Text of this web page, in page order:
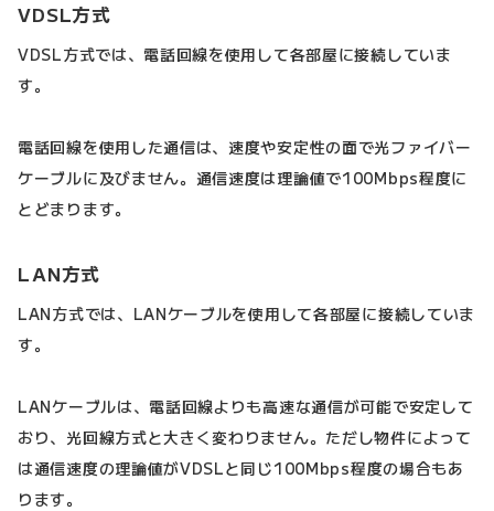
VDSL方式
VDSL方式では、電話回線を使用して各部屋に接続していま
す。
電話回線を使用した通信は、速度や安定性の面で光ファイバー
ケーブルに及びません。通信速度は理論値で100Mbps程度に
とどまります。
LAN方式
LAN方式では、LANケーブルを使用して各部屋に接続していま
す。
LANケーブルは、電話回線よりも高速な通信が可能で安定して
おり、光回線方式と大きく変わりません。ただし物件によって
は通信速度の理論値がVDSLと同じ100Mbps程度の場合もあ
ります。